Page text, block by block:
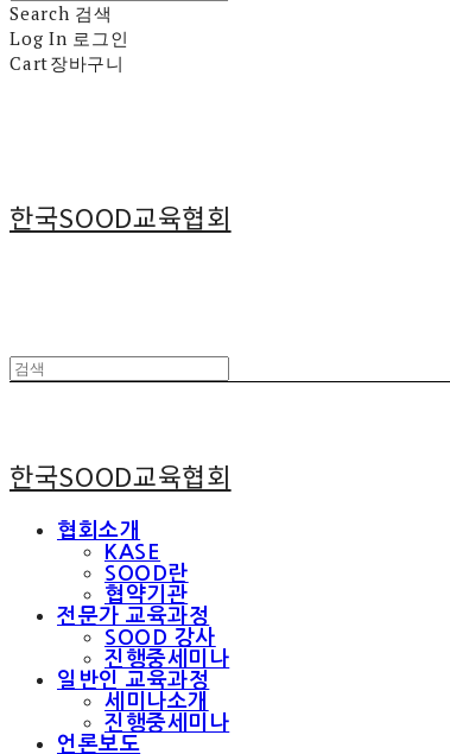
Search 검색
Log In 로그인
Cart장바구니
한국SOOD교육협회
한국SOOD교육협회
협회소개
KASE
SOOD란
협약기관
전문가 교육과정
SOOD 강사
진행중세미나
일반인 교육과정
세미나소개
진행중세미나
언론보도